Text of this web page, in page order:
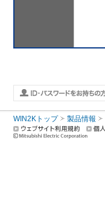
WIN2Kトップ 製品情報